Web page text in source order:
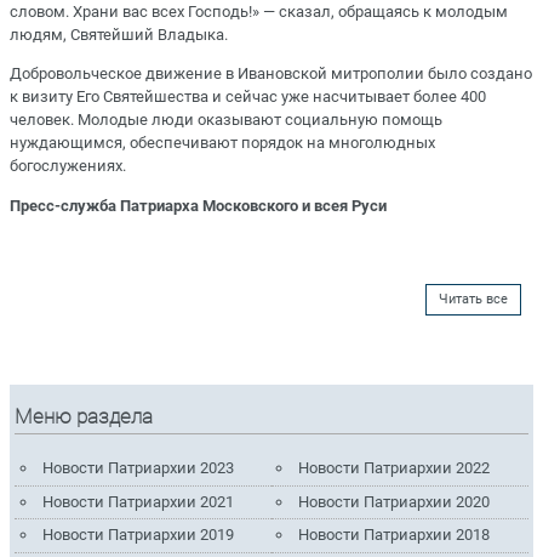
словом. Храни вас всех Господь!» — сказал, обращаясь к молодым
людям, Святейший Владыка.
Добровольческое движение в Ивановской митрополии было создано
к визиту Его Святейшества и сейчас уже насчитывает более 400
человек. Молодые люди оказывают социальную помощь
нуждающимся, обеспечивают порядок на многолюдных
богослужениях.
Пресс-служба Патриарха Московского и всея Руси
Читать все
Меню раздела
Новости Патриархии 2023
Новости Патриархии 2022
Новости Патриархии 2021
Новости Патриархии 2020
Новости Патриархии 2019
Новости Патриархии 2018